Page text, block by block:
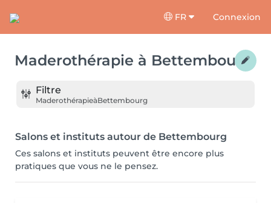
FR Connexion
Maderothérapie à Bettembourg
Filtre
MaderothérapieàBettembourg
Salons et instituts autour de Bettembourg
Ces salons et instituts peuvent être encore plus
pratiques que vous ne le pensez.